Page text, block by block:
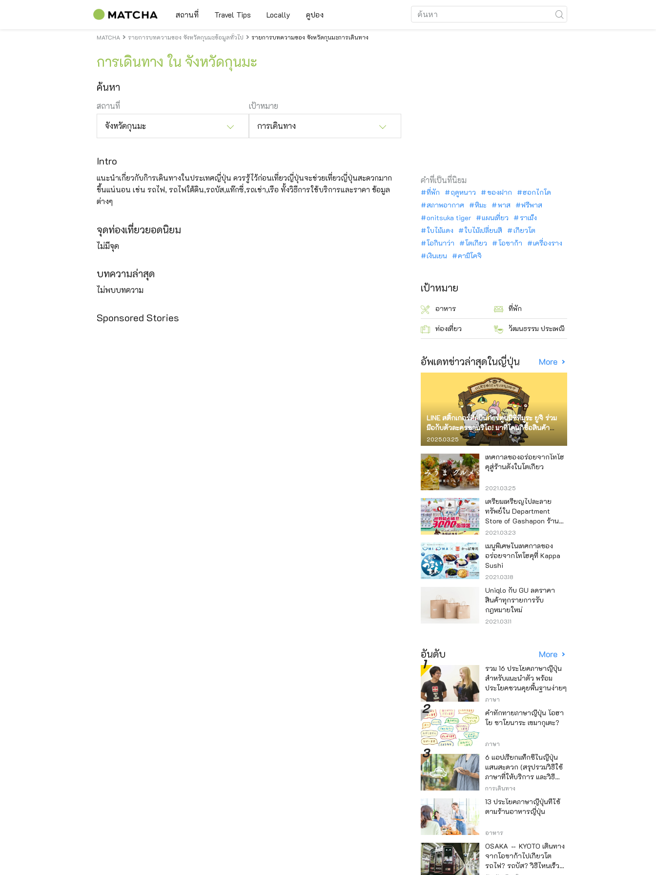
สถานที่ Travel Tips Locally คูปอง
MATCHA รายการบทความของ จังหวัดกุนมะข้อมูลทั่วไป รายการบทความของ จังหวัดกุนมะการเดินทาง
การเดินทาง ใน จังหวัดกุนมะ
ค้นหา
สถานที่
จังหวัดกุนมะ
เป้าหมาย
การเดินทาง
Intro
แนะนำเกี่ยวกับกิารเดินทางในประเทศญี่ปุ่น ควรรู้ไว้ก่อนเที่ยวญี่ปุ่นจะช่วยเที่ยวญี่ปุ่นสะดวกมาก
ขึ้นแน่นอน เช่น รถไฟ, รถไฟใต้ดิน,รถบัส,แท๊กซี่,รถเช่า,เรือ ทั้งวิธีการใช้บริการและราคา ข้อมูล
ต่างๆ
จุดท่องเที่ยวยอดนิยม
ไม่มีจุด
บทความล่าสุด
ไม่พบบทความ
Sponsored Stories
คำที่เป็นที่นิยม
ที่พัก ฤดูหนาว ของฝาก
ฮอกไกโด
สภาพอากาศ
หิมะ พาส
ฟรีพาส
onitsuka tiger
แผนเที่ยว
ราเม็ง
ใบไม้แดง
ใบไม้เปลี่ยนสี
เกียวโต
โอกินาว่า
โตเกียว โอซาก้า
เครื่องราง
เงินเยน
คามิโคจิ
เป้าหมาย
อาหาร ที่พัก
ท่องเที่ยว วัฒนธรรม ประเพณี
อัพเดทข่าวล่าสุดในญี่ปุ่น More
LINE สติ๊กเกอร์ศิลปินการ์ตูนนิชิทีมูระ ยูจิ ร่วม
มือกับตัวละครซานริโอ! มาที่โดนกิซื้อสินค้า
จำกัด
2025.03.25
เทศกาลของอร่อยจากโทโฮ
คุสู่ร้านดังในโตเกียว
2021.03.25
เตรียมเหรียญไปละลาย
ทรัพย์ใน Department
Store of Gashapon ร้านที่มี
เครื่องกาชาปองเยอะที่สุดใน
โลก อิเคะบุคุโระ
2021.03.23
เมนูพิเศษในเทศกาลของ
อร่อยจากโทโฮคุที่ Kappa
Sushi
2021.03.18
Uniqlo กับ GU ลดราคา
สินค้าทุกรายการรับ
กฎหมายใหม่
2021.03.11
อันดับ More
รวม 16 ประโยคภาษาญี่ปุ่น
สำหรับแนะนำตัว พร้อม
ประโยคชวนคุยพื้นฐานง่ายๆ
ภาษา
คำทักทายภาษาญี่ปุ่น โอฮา
โย ซาโยนาระ เซมากุเตะ?
ภาษา
6 แอปเรียกแท็กซี่ในญี่ปุ่น
แสนสะดวก (สรุปรวมวิธีใช้
ภาษาที่ให้บริการ และวิธี
ชำระเงิน)
การเดินทาง
13 ประโยคภาษาญี่ปุ่นที่ใช้
ตามร้านอาหารญี่ปุ่น
อาหาร
OSAKA ⇔ KYOTO เดินทาง
จากโอซาก้าไปเกียวโต
รถไฟ? รถบัส? วิธีไหนเร็ว